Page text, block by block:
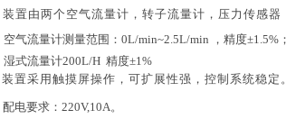
装置由两个空气流量计 ， 转子流量计，压力传感器
空气流量计测量范围： 0L/min~2.5L/min ，精度±1.5%；
湿式流量计200L/H 精度±1%
装置采用触摸屏操作，可扩展性强，控制系统稳定。
配电要求： 220V,10A。